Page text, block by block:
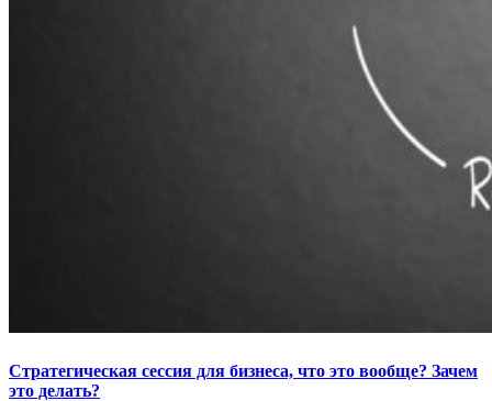
Стратегическая сессия для бизнеса, что это вообще? Зачем
это делать?